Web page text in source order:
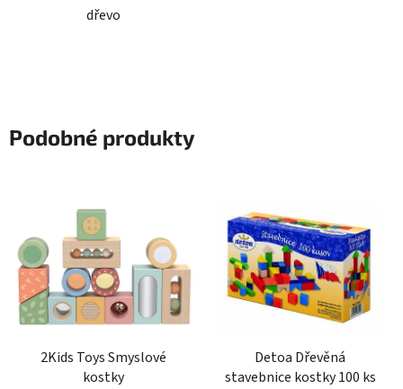
dřevo
Podobné produkty
2Kids Toys Smyslové
kostky
Detoa Dřevěná
stavebnice kostky 100 ks